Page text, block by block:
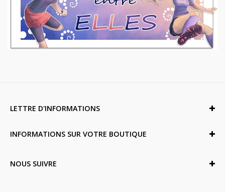
LETTRE D'INFORMATIONS
INFORMATIONS SUR VOTRE BOUTIQUE
NOUS SUIVRE